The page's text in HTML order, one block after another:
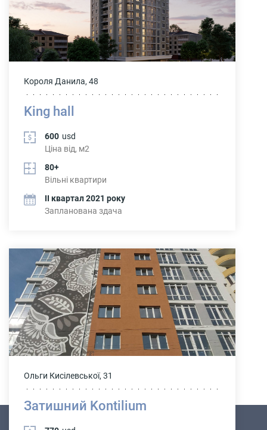
Короля Данила, 48
King hall
600 usd
Ціна від, м2
80+
Вільні квартири
ІІ квартал 2021 року
Запланована здача
Ольги Кисілевської, 31
Затишний Kontilium